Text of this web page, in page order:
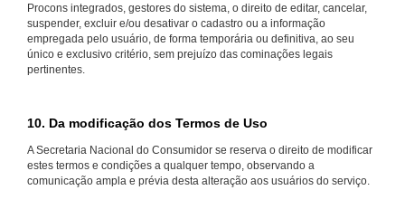
Procons integrados, gestores do sistema, o direito de editar, cancelar,
suspender, excluir e/ou desativar o cadastro ou a informação
empregada pelo usuário, de forma temporária ou definitiva, ao seu
único e exclusivo critério, sem prejuízo das cominações legais
pertinentes.
10. Da modificação dos Termos de Uso
A Secretaria Nacional do Consumidor se reserva o direito de modificar
estes termos e condições a qualquer tempo, observando a
comunicação ampla e prévia desta alteração aos usuários do serviço.